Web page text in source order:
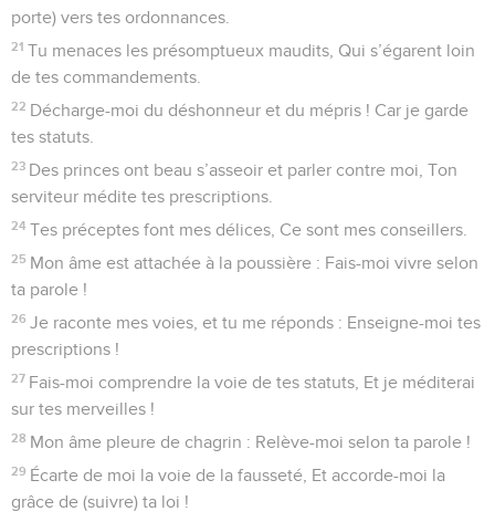
porte) vers tes ordonnances.
21 Tu menaces les présomptueux maudits, Qui s’égarent loin
de tes commandements.
22 Décharge-moi du déshonneur et du mépris ! Car je garde
tes statuts.
23 Des princes ont beau s’asseoir et parler contre moi, Ton
serviteur médite tes prescriptions.
24 Tes préceptes font mes délices, Ce sont mes conseillers.
25 Mon âme est attachée à la poussière : Fais-moi vivre selon
ta parole !
26 Je raconte mes voies, et tu me réponds : Enseigne-moi tes
prescriptions !
27 Fais-moi comprendre la voie de tes statuts, Et je méditerai
sur tes merveilles !
28 Mon âme pleure de chagrin : Relève-moi selon ta parole !
29 Écarte de moi la voie de la fausseté, Et accorde-moi la
grâce de (suivre) ta loi !